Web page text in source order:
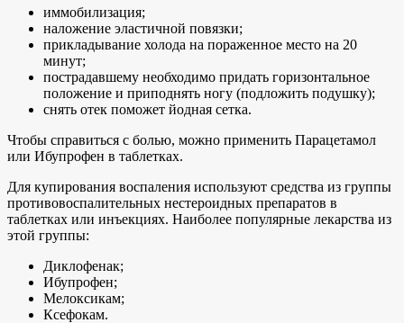
иммобилизация;
наложение эластичной повязки;
прикладывание холода на пораженное место на 20
минут;
пострадавшему необходимо придать горизонтальное
положение и приподнять ногу (подложить подушку);
снять отек поможет йодная сетка.
Чтобы справиться с болью, можно применить Парацетамол
или Ибупрофен в таблетках.
Для купирования воспаления используют средства из группы
противовоспалительных нестероидных препаратов в
таблетках или инъекциях. Наиболее популярные лекарства из
этой группы:
Диклофенак;
Ибупрофен;
Мелоксикам;
Ксефокам.